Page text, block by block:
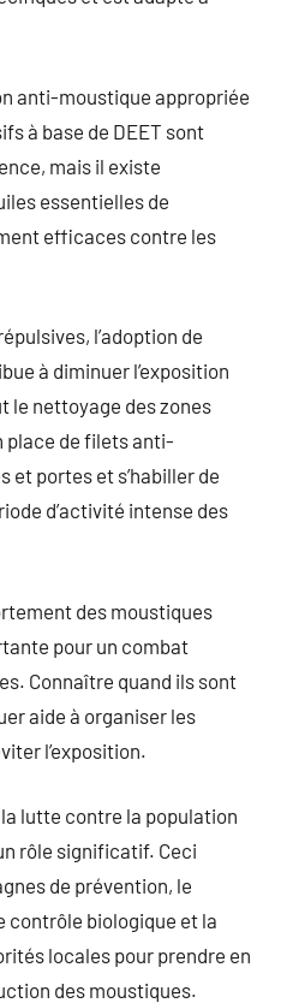
anti-moustique appropriée
à base de DEET sont
mais il existe
essentielles de
efficaces contre les
l’adoption de
à diminuer l’exposition
le nettoyage des zones
place de filets anti-
et portes et s’habiller de
d’activité intense des
des moustiques
pour un combat
Connaître quand ils sont
aide à organiser les
l’exposition.
lutte contre la population
rôle significatif. Ceci
de prévention, le
contrôle biologique et la
locales pour prendre en
des moustiques.